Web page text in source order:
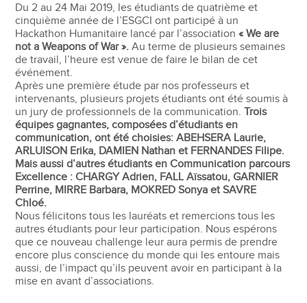
Du 2 au 24 Mai 2019, les étudiants de quatrième et
cinquième année de l’ESGCI ont participé à un
Hackathon Humanitaire lancé par l’association« We are
not a Weapons of War ». Au terme de plusieurs semaines
de travail, l’heure est venue de faire le bilan de cet
événement.
Après une première étude par nos professeurs et
intervenants, plusieurs projets étudiants ont été soumis à
un jury de professionnels de la communication.Trois
équipes gagnantes, composées d’étudiants en
communication, ont été choisies: ABEHSERA Laurie,
ARLUISON Erika, DAMIEN Nathan et FERNANDES Filipe.
Mais aussi d’autres étudiants en Communication parcours
Excellence : CHARGY Adrien, FALL Aïssatou, GARNIER
Perrine, MIRRE Barbara, MOKRED Sonya et SAVRE
Chloé.
Nous félicitons tous les lauréats et remercions tous les
autres étudiants pour leur participation. Nous espérons
que ce nouveau challenge leur aura permis de prendre
encore plus conscience du monde qui les entoure mais
aussi, de l’impact qu’ils peuvent avoir en participant à la
mise en avant d’associations.